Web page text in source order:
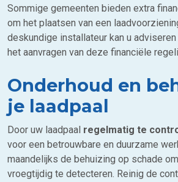
Sommige gemeenten bieden extra
om het plaatsen van een
deskundige installateur kan u
het aanvragen van deze financiële
Onderhoud en
je laadpaal
Door uw laadpaal regelmatig te
voor een betrouwbare en duurzame
maandelijks de behuizing op schade
vroegtijdig te detecteren. Reinig de